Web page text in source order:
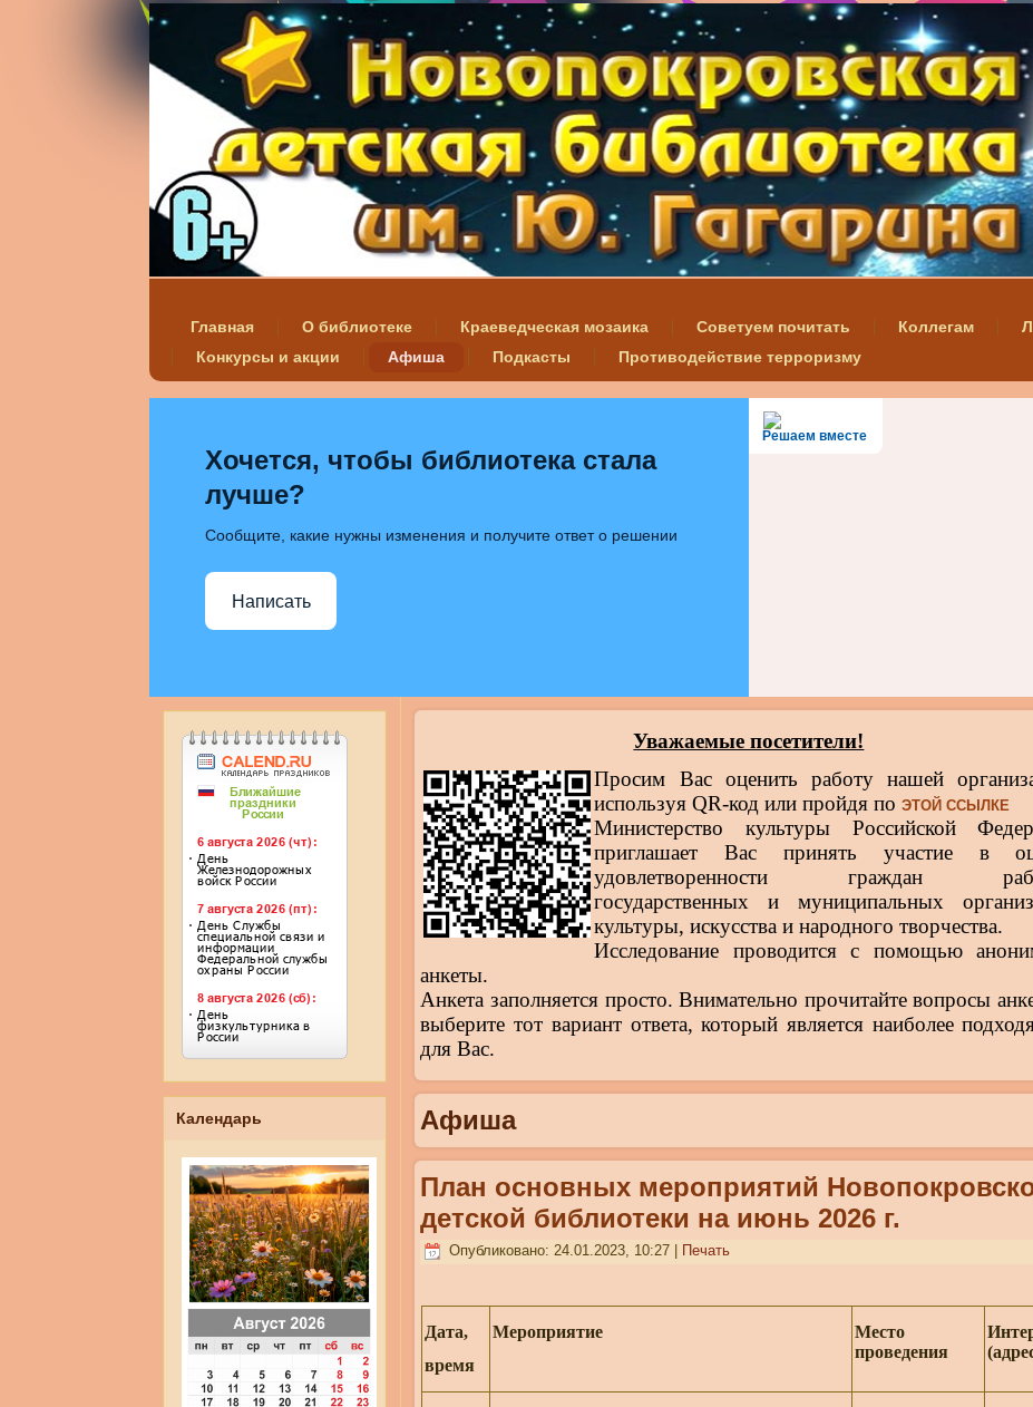
Главная О библиотеке Краеведческая мозаика Советуем почитать Коллегам
Конкурсы и акции
Афиша Подкасты Противодействие терроризму
Решаем вместе
Хочется, чтобы библиотека стала
лучше?
Сообщите, какие нужны изменения и получите ответ о решении
Написать
Календарь
Уважаемые посетители!
Просим Вас оценить работу нашей
используя QR-код или пройдя по ЭТОЙ ССЫЛКЕ
Министерство культуры Российской
приглашает Вас принять участие в
удовлетворенности граждан
государственных и муниципальных
культуры, искусства и народного творчества.
Исследование проводится с помощью
анкеты.
Анкета заполняется просто. Внимательно прочитайте вопросы
выберите тот вариант ответа, который является наиболее
для Вас.
Афиша
План основных мероприятий
детской библиотеки на июнь 2026 г.
Опубликовано: 24.01.2023, 10:27 Печать
Дата,
время
Мероприятие
Место
проведения